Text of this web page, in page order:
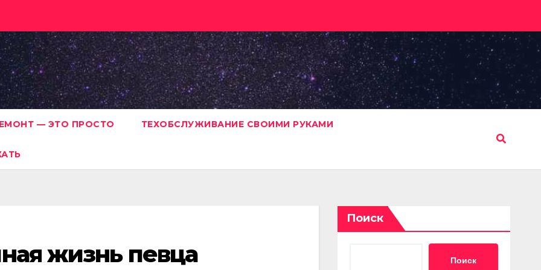
— ЭТО ПРОСТО ТЕХОБСЛУЖИВАНИЕ СВОИМИ РУКАМИ
жизнь певца
Поиск
Поиск